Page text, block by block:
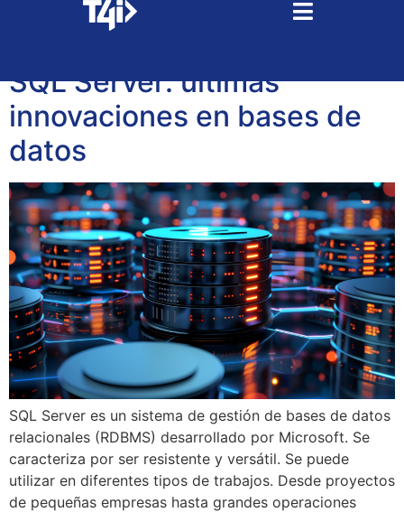
Tag:escalabilidad
SQL Server: últimas
innovaciones en bases de
datos
SQL Server es un sistema de gestión de bases de datos
relacionales (RDBMS) desarrollado por Microsoft. Se
caracteriza por ser resistente y versátil. Se puede
utilizar en diferentes tipos de trabajos. Desde proyectos
de pequeñas empresas hasta grandes operaciones